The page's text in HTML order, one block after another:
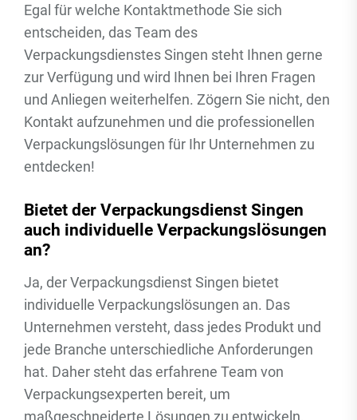
Egal für welche Kontaktmethode Sie sich
entscheiden, das Team des
Verpackungsdienstes Singen steht Ihnen gerne
zur Verfügung und wird Ihnen bei Ihren Fragen
und Anliegen weiterhelfen. Zögern Sie nicht, den
Kontakt aufzunehmen und die professionellen
Verpackungslösungen für Ihr Unternehmen zu
entdecken!
Bietet der Verpackungsdienst Singen
auch individuelle Verpackungslösungen
an?
Ja, der Verpackungsdienst Singen bietet
individuelle Verpackungslösungen an. Das
Unternehmen versteht, dass jedes Produkt und
jede Branche unterschiedliche Anforderungen
hat. Daher steht das erfahrene Team von
Verpackungsexperten bereit, um
maßgeschneiderte Lösungen zu entwickeln.